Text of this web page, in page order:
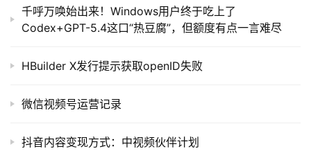
千呼万唤始出来！Windows用户终于吃上了
Codex+GPT-5.4这口“热豆腐”，但额度有点一言难尽
HBuilder X发行提示获取openID失败
微信视频号运营记录
抖音内容变现方式：中视频伙伴计划